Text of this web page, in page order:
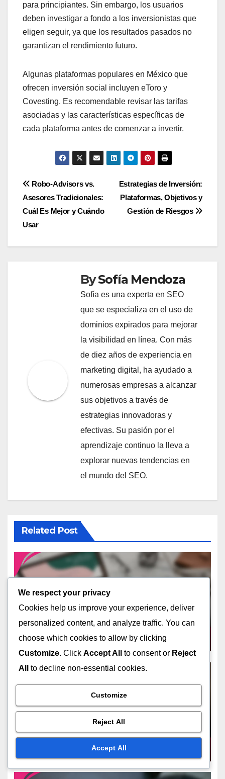
para principiantes. Sin embargo, los usuarios
deben investigar a fondo a los inversionistas que
eligen seguir, ya que los resultados pasados no
garantizan el rendimiento futuro.
Algunas plataformas populares en México que
ofrecen inversión social incluyen eToro y
Covesting. Es recomendable revisar las tarifas
asociadas y las características específicas de
cada plataforma antes de comenzar a invertir.
Post
navigation
Estrategias de Inversión:
Plataformas, Objetivos y
Gestión de Riesgos
Robo-Advisors vs.
Asesores Tradicionales:
Cuál Es Mejor y Cuándo
Usar
BySofía Mendoza
Sofía es una experta en SEO
que se especializa en el uso de
dominios expirados para mejorar
la visibilidad en línea. Con más
de diez años de experiencia en
marketing digital, ha ayudado a
numerosas empresas a alcanzar
sus objetivos a través de
estrategias innovadoras y
efectivas. Su pasión por el
aprendizaje continuo la lleva a
explorar nuevas tendencias en
el mundo del SEO.
Related Post
RIQUEZA
Plataformas de Inversión:
Crecimiento y Gestión de
Fondos de Retiro
DEC 8, 2025 SOFÍA MENDOZA
PLATAFORMAS DE INVERSIÓN PARA EL CRECIMIENTO DE LA
Aplicaciones de inversión:
características, usabilidad y
costo
SOFÍA MENDOZA
We respect your privacy
Cookies help us improve your experience, deliver
personalized content, and analyze traffic. You can
choose which cookies to allow by clicking
Customize. Click Accept All to consent or Reject
All
to decline non-essential cookies.
Customize
Reject All
Accept All